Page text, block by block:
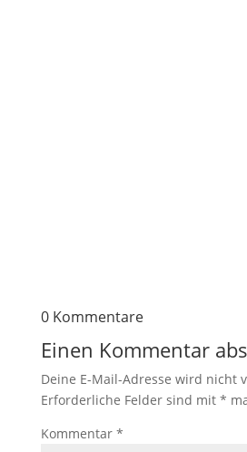
0 Kommentare
Einen Kommentar
Deine E-Mail-Adresse wird nicht
Erforderliche Felder sind mit *
Kommentar *